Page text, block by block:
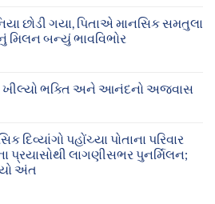
છોડી ગયા, પિતાએ માનસિક સમતુલા
મિલન બન્યું ભાવવિભોર
ખીલ્યો ભક્તિ અને આનંદનો અજવાસ
દિવ્યાંગો પહોંચ્યા પોતાના પરિવાર
પ્રયાસોથી લાગણીસભર પુનર્મિલન;
અંત